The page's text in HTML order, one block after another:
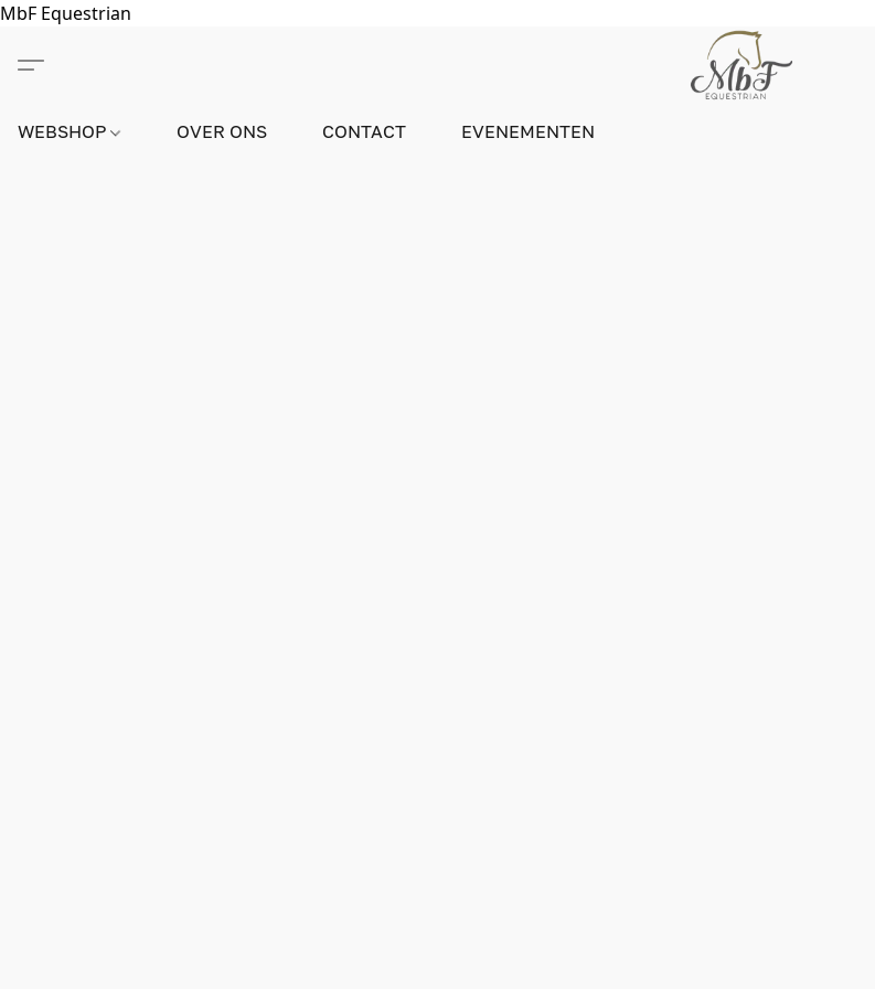
MbF Equestrian
WEBSHOP OVER ONS CONTACT EVENEMENTEN